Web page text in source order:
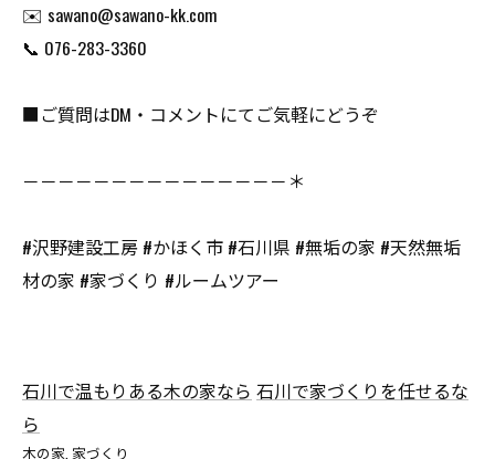
✉️ sawano@sawano-kk.com
📞 076-283-3360
■ご質問はDM・コメントにてご気軽にどうぞ
－－－－－－－－－－－－－－－＊
#沢野建設工房 #かほく市 #石川県 #無垢の家 #天然無垢
材の家 #家づくり #ルームツアー
石川で温もりある木の家なら 石川で家づくりを任せるな
ら
木の家 家づくり